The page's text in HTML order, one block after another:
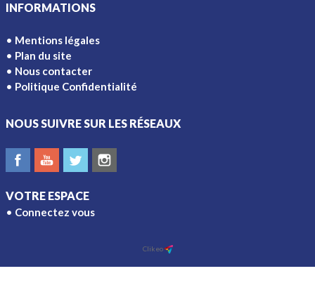
INFORMATIONS
Mentions légales
Plan du site
Nous contacter
Politique Confidentialité
NOUS SUIVRE SUR LES RÉSEAUX
VOTRE ESPACE
Connectez vous
Clikeo